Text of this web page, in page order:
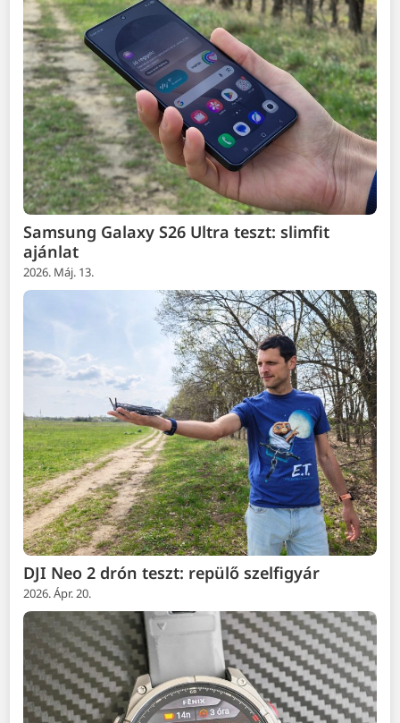
Samsung Galaxy S26 Ultra teszt: slimfit
ajánlat
2026. Máj. 13.
DJI Neo 2 drón teszt: repülő szelfigyár
2026. Ápr. 20.